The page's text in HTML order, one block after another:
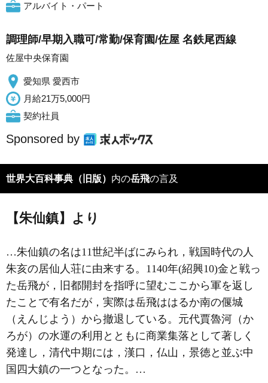
アルバイト・パート
調理師/早期入職可/常勤/保育園/佐屋 名鉄尾西線
佐屋中央保育園
愛知県 愛西市
月給21万5,000円
契約社員
Sponsored by
世界大百科事典（旧版） 内の岳飛の言及
【朱仙鎮】より
…朱仙鎮の名は11世紀半ばにみられ，戦国時代の人
朱亥の居仙人荘に由来する。1140年(紹興10)金と戦っ
た岳飛が，旧都開封を指呼に望むここから軍を返し
たことで有名だが，実際は岳飛ははるか南の偃城
（えんじよう）から撤退している。元代賈魯河（か
ろが）の水運の利用とともに商業集落として著しく
発達し，清代中期には，漢口，仏山，景徳と並ぶ中
国四大鎮の一つとなった。…